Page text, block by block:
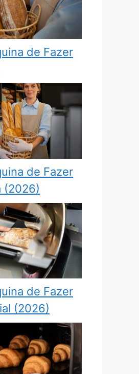
de Fazer
de Fazer
(2026)
de Fazer
(2026)